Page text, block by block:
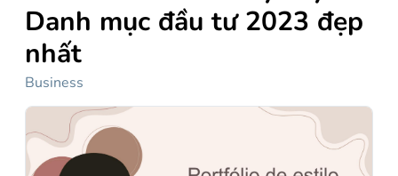
Danh mục đầu tư 2023 đẹp
nhất
Business